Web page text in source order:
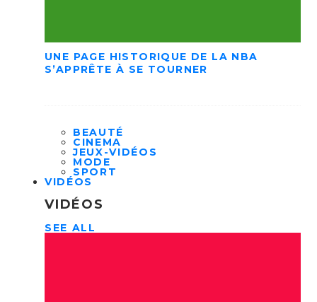
UNE PAGE HISTORIQUE DE LA NBA
S’APPRÊTE À SE TOURNER
BEAUTÉ
CINEMA
JEUX-VIDÉOS
MODE
SPORT
VIDÉOS
VIDÉOS
SEE ALL